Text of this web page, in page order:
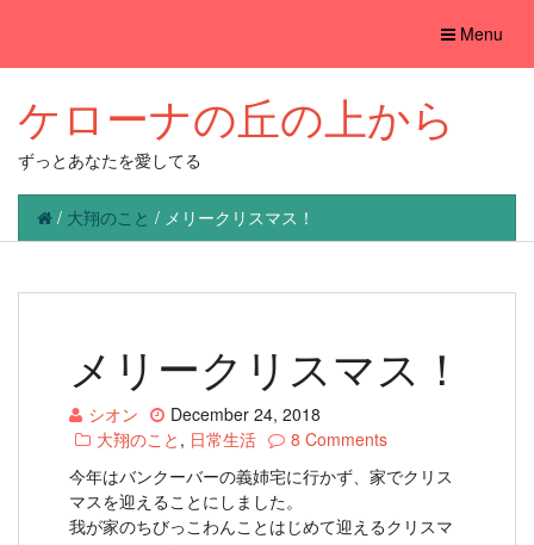
Toggle
Menu
ケローナの丘の上から
ずっとあなたを愛してる
/ 大翔のこと / メリークリスマス！
メリークリスマス！
シオン
December 24, 2018
大翔のこと , 日常生活
8 Comments
今年はバンクーバーの義姉宅に行かず、家でクリス
マスを迎えることにしました。
我が家のちびっこわんことはじめて迎えるクリスマ